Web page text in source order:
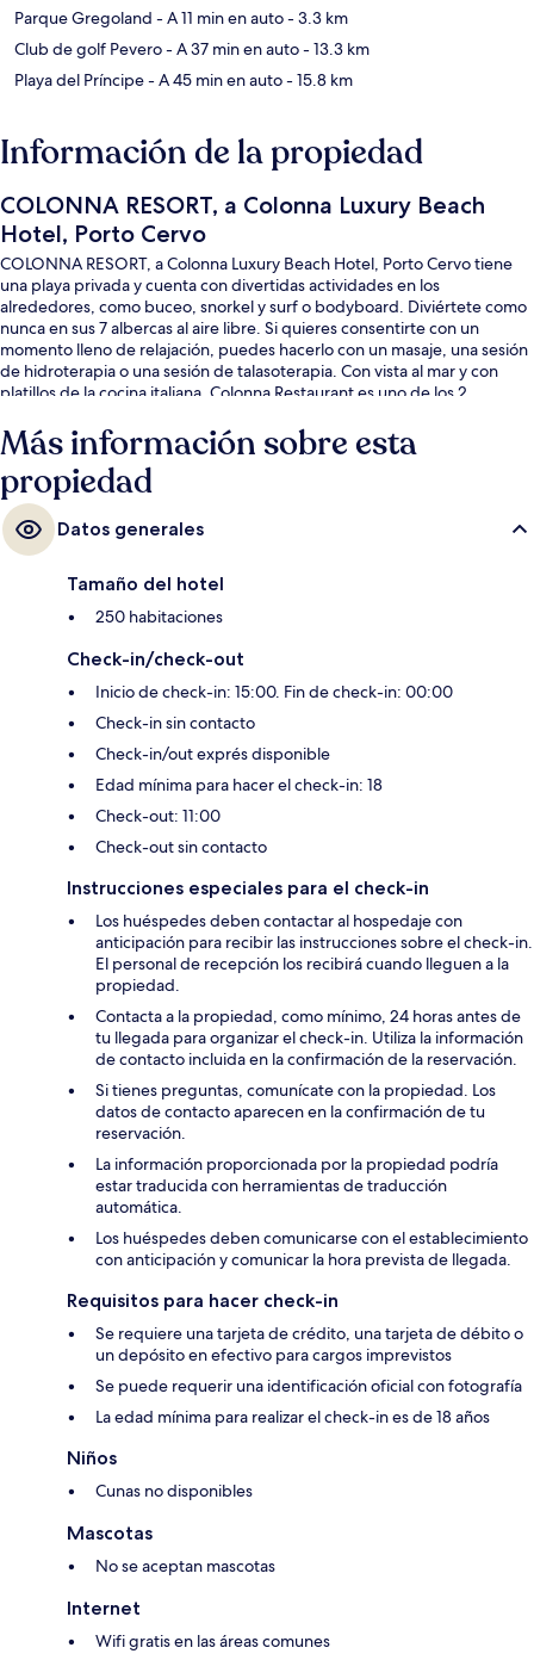
Parque Gregoland - A 11 min en auto- 3.3 km
Club de golf Pevero- A 37 min en auto- 13.3 km
Playa del Príncipe- A 45 min en auto- 15.8 km
Información de la propiedad
COLONNA RESORT, a Colonna Luxury Beach
Hotel, Porto Cervo
COLONNA RESORT, a Colonna Luxury Beach Hotel, Porto Cervo tiene
una playa privada y cuenta con divertidas actividades en los
alrededores, como buceo, snorkel y surf o bodyboard. Diviértete como
nunca en sus 7 albercas al aire libre. Si quieres consentirte con un
momento lleno de relajación, puedes hacerlo con un masaje, una sesión
de hidroterapia o una sesión de talasoterapia. Con vista al mar y con
platillos de la cocina italiana, Colonna Restaurant es uno de los 2
servicios y amenidades que verás en este hotel de lujo son una terraza
en la azotea, un bar junto a la alberca y sala de fitness.
Más información sobre esta
propiedad
Datos generales
Tamaño del hotel
250 habitaciones
Check-in/check-out
Inicio de check-in: 15:00. Fin de check-in: 00:00
Check-in sin contacto
Check-in/out exprés disponible
Edad mínima para hacer el check-in: 18
Check-out: 11:00
Check-out sin contacto
Instrucciones especiales para el check-in
Los huéspedes deben contactar al hospedaje con
anticipación para recibir las instrucciones sobre el check-in.
El personal de recepción los recibirá cuando lleguen a la
propiedad.
Contacta a la propiedad, como mínimo, 24 horas antes de
tu llegada para organizar el check-in. Utiliza la información
de contacto incluida en la confirmación de la reservación.
Si tienes preguntas, comunícate con la propiedad. Los
datos de contacto aparecen en la confirmación de tu
reservación.
La información proporcionada por la propiedad podría
estar traducida con herramientas de traducción
automática.
Los huéspedes deben comunicarse con el establecimiento
con anticipación y comunicar la hora prevista de llegada.
Requisitos para hacer check-in
Se requiere una tarjeta de crédito, una tarjeta de débito o
un depósito en efectivo para cargos imprevistos
Se puede requerir una identificación oficial con fotografía
La edad mínima para realizar el check-in es de 18 años
Niños
Cunas no disponibles
Mascotas
No se aceptan mascotas
Internet
Wifi gratis en las áreas comunes